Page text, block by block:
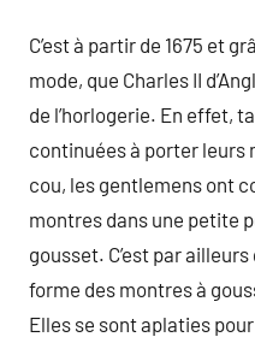
C’est à partir de 1675 et
mode, que Charles II
de l’horlogerie. En effet,
continuées à porter leurs
cou, les gentlemens ont
montres dans une petite
gousset. C’est par
forme des montres à
Elles se sont aplaties